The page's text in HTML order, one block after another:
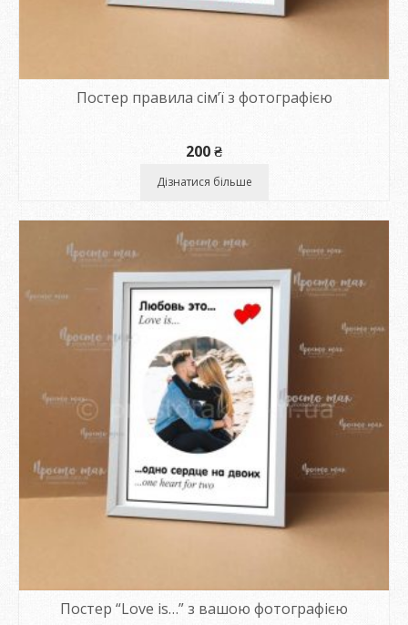
Постер правила сім’ї з фотографією
200₴
Дізнатися більше
Постер “Love is…” з вашою фотографією